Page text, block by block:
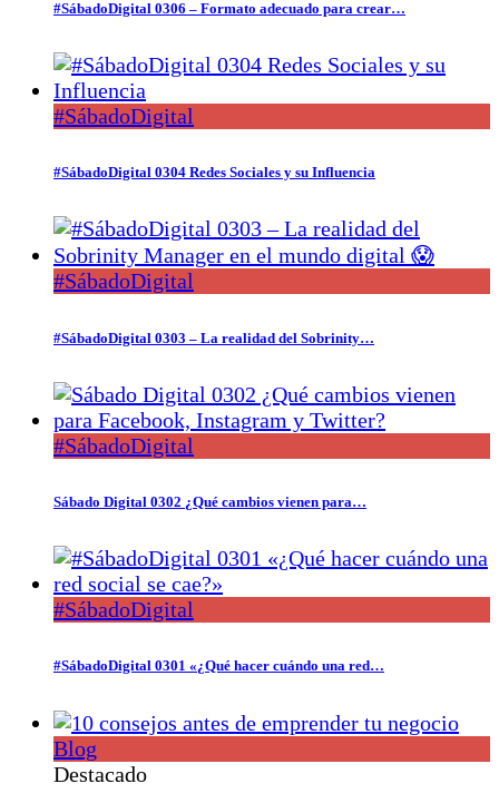
#SábadoDigital 0306 – Formato adecuado para crear…
#SábadoDigital
#SábadoDigital 0304 Redes Sociales y su Influencia
#SábadoDigital
#SábadoDigital 0303 – La realidad del Sobrinity…
#SábadoDigital
Sábado Digital 0302 ¿Qué cambios vienen para…
#SábadoDigital
#SábadoDigital 0301 «¿Qué hacer cuándo una red…
Blog
Destacado